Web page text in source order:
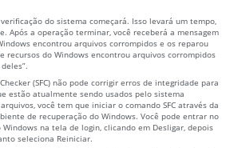
do sistema começará. Isso levará um tempo,
Após a operação terminar, você receberá a mensagem
encontrou arquivos corrompidos e os reparou
recursos do Windows encontrou arquivos corrompidos
(SFC) não pode corrigir erros de integridade para
estão atualmente sendo usados pelo sistema
você tem que iniciar o comando SFC através da
de recuperação do Windows. Você pode entrar no
na tela de login, clicando em Desligar, depois
seleciona Reiniciar.